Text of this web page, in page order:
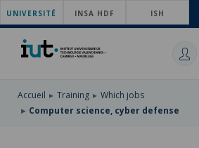
SKIP
TO
MAIN
NAVIGATION
SKIP
TO
MAIN
SKIP
UNIVERSITÉ INSA HDF ISH
Accueil Training
Which jobs
Computer science, cyber defense